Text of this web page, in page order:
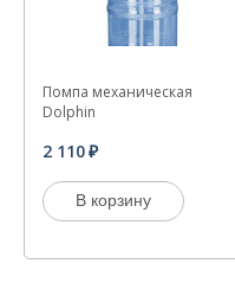
Помпа механическая
Dolphin
2 110
В корзину